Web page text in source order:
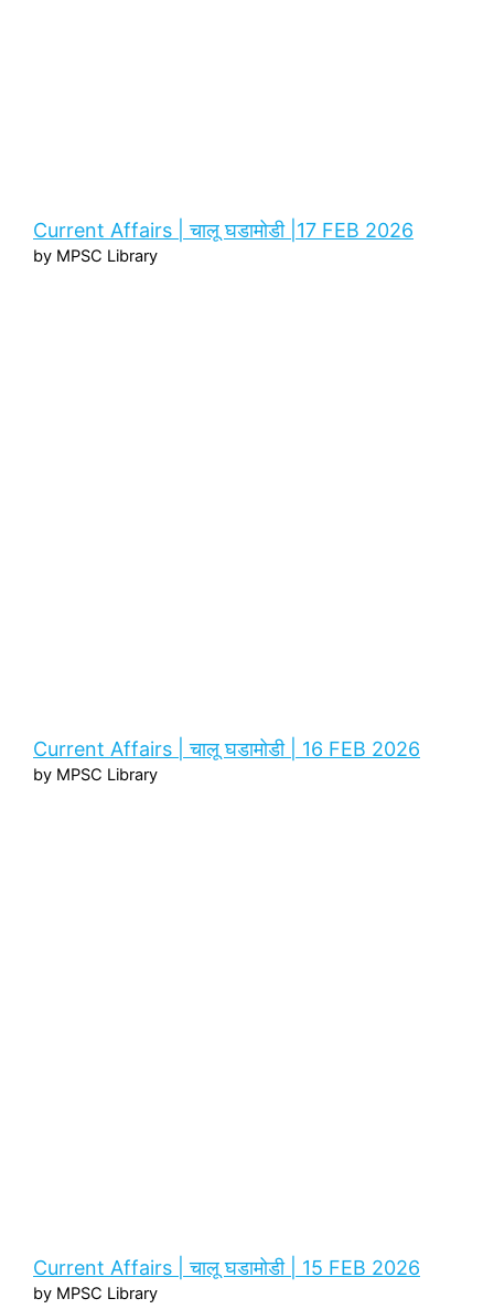
Current Affairs | चालू घडामोडी |17 FEB 2026
by MPSC Library
Current Affairs | चालू घडामोडी | 16 FEB 2026
by MPSC Library
Current Affairs | चालू घडामोडी | 15 FEB 2026
by MPSC Library